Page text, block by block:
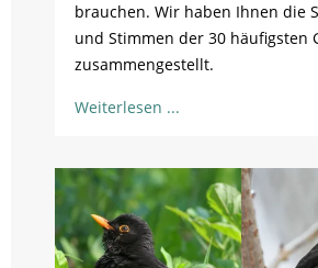
brauchen. Wir haben Ihnen die
und Stimmen der 30 häufigsten
zusammengestellt.
Weiterlesen